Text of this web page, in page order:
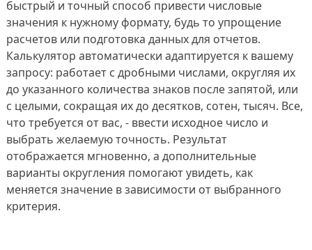
быстрый и точный способ привести числовые
значения к нужному формату, будь то упрощение
расчетов или подготовка данных для отчетов.
Калькулятор автоматически адаптируется к вашему
запросу: работает с дробными числами, округляя их
до указанного количества знаков после запятой, или
с целыми, сокращая их до десятков, сотен, тысяч. Все,
что требуется от вас, - ввести исходное число и
выбрать желаемую точность. Результат
отображается мгновенно, а дополнительные
варианты округления помогают увидеть, как
меняется значение в зависимости от выбранного
критерия.